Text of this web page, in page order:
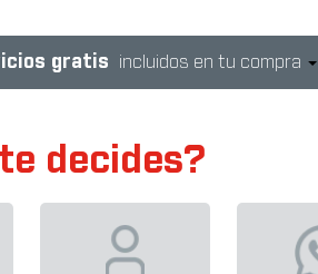
gratis incluidos en tu compra
decides?